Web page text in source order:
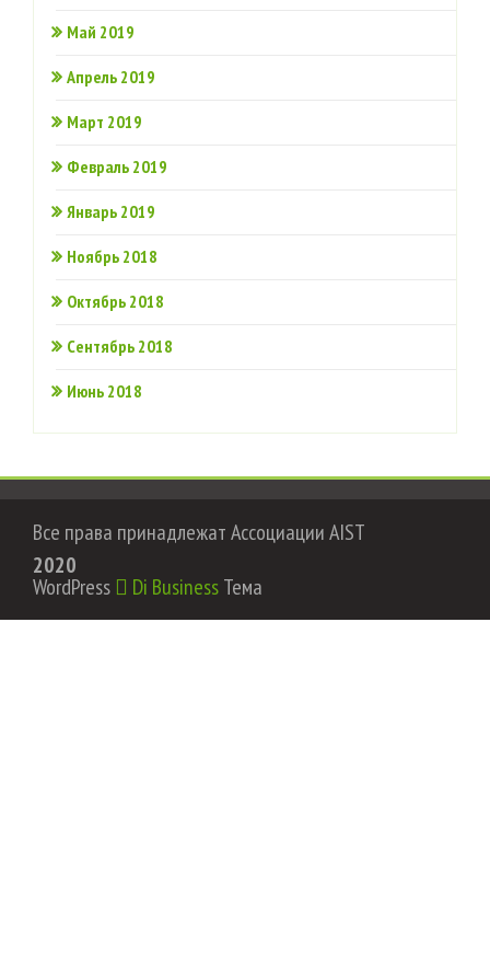
Май 2019
Апрель 2019
Март 2019
Февраль 2019
Январь 2019
Ноябрь 2018
Октябрь 2018
Сентябрь 2018
Июнь 2018
Все права принадлежат Ассоциации AIST
2020
WordPress Di BusinessТема